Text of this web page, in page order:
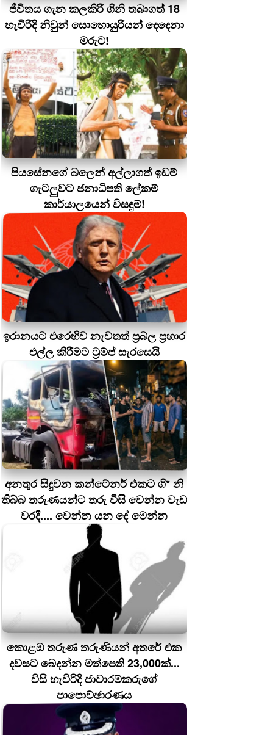
ජීවිතය ගැන කලකිරී ගිනි තබාගත් 18
හැවිරිදි නිවුන් සොහොයුරියන් දෙදෙනා
මරුට!
පියසේනගේ බලෙන් අල්ලාගත් ඉඩම්
ගැටලුවට ජනාධිපති ලේකම්
කාර්යාලයෙන් විසඳුම්!
ඉරානයට එරෙහිව නැවතත් ප්‍රබල ප්‍රහාර
එල්ල කිරීමට ට්‍රම්ප් සැරසෙයි
අනතුර සිදුවන කන්ටේනර් එකට ගි* නි
තිබ්බ තරුණයන්ට තරු විසි වෙන්න වැඩ
වරදී.... වෙන්න යන දේ මෙන්න
කොළඹ තරුණ තරුණියන් අතරේ එක
දවසට බෙදන්න මත්පෙති 23,000ක්...
විසි හැවිරිදි ජාවාරම්කරුගේ
පාපොච්ඡාරණය